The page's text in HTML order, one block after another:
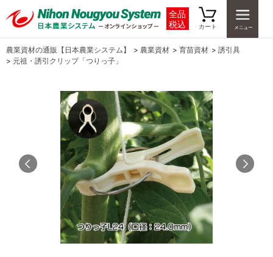
全品
税込
カート
農業資材の通販【日本農業システム】 > 農業資材 > 育苗資材 > 誘引具
> 元祖・誘引クリップ「つりっ子」